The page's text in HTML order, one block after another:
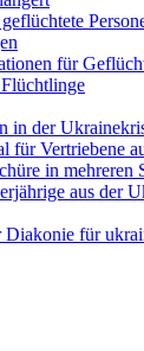
für
in der
Vertriebene
in mehreren
aus der
für